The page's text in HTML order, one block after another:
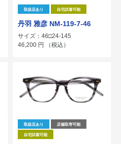
取扱店あり 自宅試着可能
丹羽 雅彦 NM-119-7-46
サイズ：46□24-145
46,200 円 （税込）
取扱店あり 店舗取寄可能
自宅試着可能